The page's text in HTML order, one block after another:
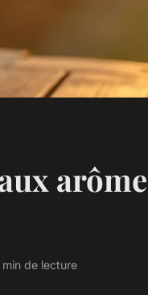
min de lecture